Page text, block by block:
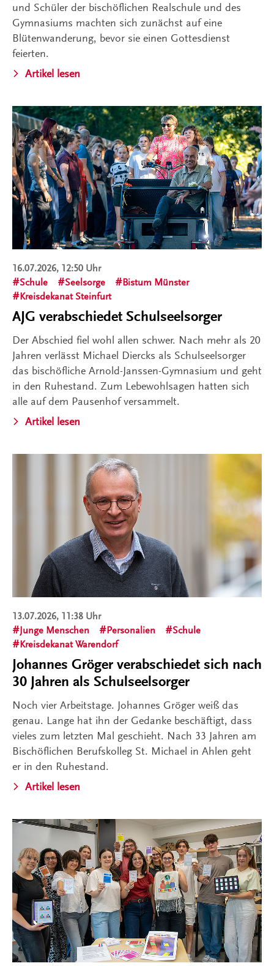
und Schüler der bischöflichen Realschule und des
Gymnasiums machten sich zunächst auf eine
Blütenwanderung, bevor sie einen Gottesdienst
feierten.
Artikel lesen
16.07.2026, 12:50 Uhr
Schule
Seelsorge
Bistum Münster
Kreisdekanat Steinfurt
AJG verabschiedet Schulseelsorger
Der Abschied fiel wohl allen schwer. Nach mehr als 20
Jahren verlässt Michael Diercks als Schulseelsorger
das bischöfliche Arnold-Janssen-Gymnasium und geht
in den Ruhestand. Zum Lebewohlsagen hatten sich
alle auf dem Pausenhof versammelt.
Artikel lesen
13.07.2026, 11:38 Uhr
Junge Menschen
Personalien
Schule
Kreisdekanat Warendorf
Johannes Gröger verabschiedet sich nach
30 Jahren als Schulseelsorger
Noch vier Arbeitstage. Johannes Gröger weiß das
genau. Lange hat ihn der Gedanke beschäftigt, dass
vieles zum letzten Mal geschieht. Nach 33 Jahren am
Bischöflichen Berufskolleg St. Michael in Ahlen geht
er in den Ruhestand.
Artikel lesen